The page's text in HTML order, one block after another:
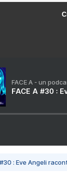
FACE A - un
FACE A #30 :
#30 : Eve Angeli